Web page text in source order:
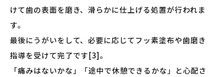
けて歯の表面を磨き、滑らかに仕上げる処置が行われま
す。
最後にうがいをして、必要に応じてフッ素塗布や歯磨き
指導を受けて完了です[3]。
「痛みはないかな」「途中で休憩できるかな」と心配さ